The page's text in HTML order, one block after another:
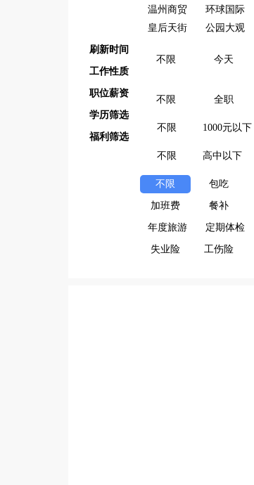
温州商贸
环球国际
皇后天街
公园大观
刷新时间
不限
今天
工作性质
不限 全职
职位薪资
不限 1000元以下
学历筛选
不限 高中以下
福利筛选
不限 包吃
加班费 餐补
年度旅游 定期体检
失业险 工伤险